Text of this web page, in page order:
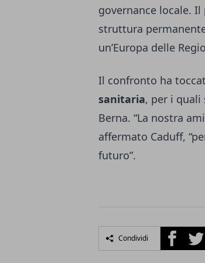
governance locale.
struttura
un’Europa delle
Il confronto ha
sanitaria, per i quali
Berna. “La nostra
affermato Caduff,
futuro”.
Condividi Facebook